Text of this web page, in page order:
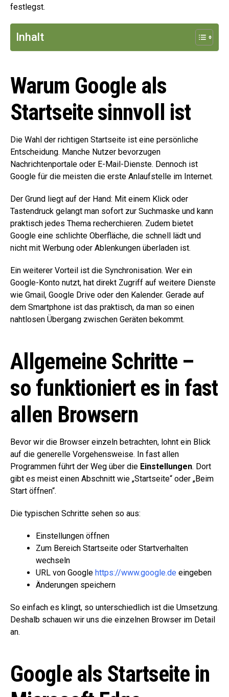
festlegst.
Inhalt
Warum Google als
Startseite sinnvoll ist
Die Wahl der richtigen Startseite ist eine persönliche
Entscheidung. Manche Nutzer bevorzugen
Nachrichtenportale oder E-Mail-Dienste. Dennoch ist
Google für die meisten die erste Anlaufstelle im Internet.
Der Grund liegt auf der Hand: Mit einem Klick oder
Tastendruck gelangt man sofort zur Suchmaske und kann
praktisch jedes Thema recherchieren. Zudem bietet
Google eine schlichte Oberfläche, die schnell lädt und
nicht mit Werbung oder Ablenkungen überladen ist.
Ein weiterer Vorteil ist die Synchronisation. Wer ein
Google-Konto nutzt, hat direkt Zugriff auf weitere Dienste
wie Gmail, Google Drive oder den Kalender. Gerade auf
dem Smartphone ist das praktisch, da man so einen
nahtlosen Übergang zwischen Geräten bekommt.
Allgemeine Schritte –
so funktioniert es in fast
allen Browsern
Bevor wir die Browser einzeln betrachten, lohnt ein Blick
auf die generelle Vorgehensweise. In fast allen
Programmen führt der Weg über die Einstellungen. Dort
gibt es meist einen Abschnitt wie „Startseite“ oder „Beim
Start öffnen“.
Die typischen Schritte sehen so aus:
Einstellungen öffnen
Zum Bereich Startseite oder Startverhalten
wechseln
URL von Google https://www.google.de eingeben
Änderungen speichern
So einfach es klingt, so unterschiedlich ist die Umsetzung.
Deshalb schauen wir uns die einzelnen Browser im Detail
an.
Google als Startseite in